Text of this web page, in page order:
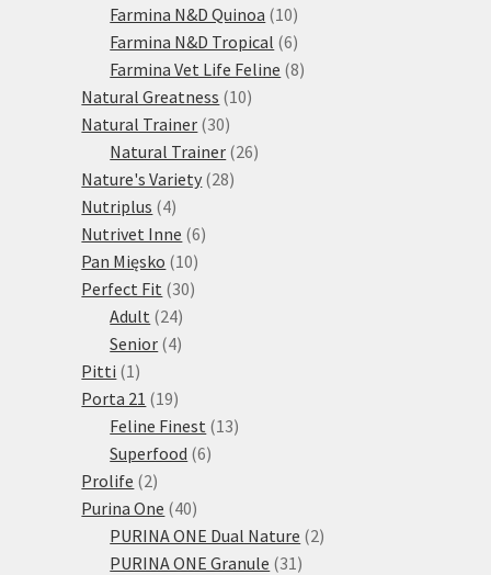
Farmina N&D Quinoa 1010
produktů
Farmina N&D Tropical 66
produktů
Farmina Vet Life Feline 88
Natural Greatness 1010
Natural Trainer 3030
produktů
Natural Trainer 2626
Nature's Variety 2828
Nutriplus 44
produkty
Nutrivet Inne 66
Pan Mięsko 1010
produktů
Perfect Fit 3030
Adult 2424
produktů
Senior 44
Pitti 1 1
produkt
Porta 21 1919
produktů
Feline Finest 1313
Superfood 66
Prolife 22
produkty
Purina One 4040
produktů
PURINA ONE Dual Nature 22
PURINA ONE Granule 31 31